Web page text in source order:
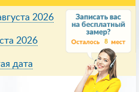
8
2026
2026
дата